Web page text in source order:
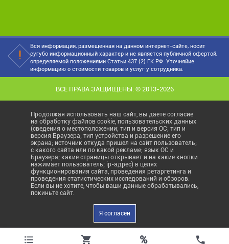
Вся информация, размещенная на данном интернет-сайте, носит
сугубо информационный характер и не является публичной офертой,
определяемой положениями Статьи 437 (2) ГК РФ. Уточняйие
информацию о стоимости товаров и услуг у сотрудника.
ВСЕ ПРАВА ЗАЩИЩЕНЫ. © 2013-2026
Продолжая использовать наш сайт, вы даете согласие
на обработку файлов cookie, пользовательских данных
(сведения о местоположении; тип и версия ОС; тип и
версия Браузера; тип устройства и разрешение его
экрана; источник откуда пришел на сайт пользователь;
с какого сайта или по какой рекламе; язык ОС и
Браузера; какие страницы открывает и на какие кнопки
нажимает пользователь; ip-адрес) в целях
функционирования сайта, проведения ретаргетинга и
проведения статистических исследований и обзоров.
Если вы не хотите, чтобы ваши данные обрабатывались,
покиньте сайт.
Я согласен
%